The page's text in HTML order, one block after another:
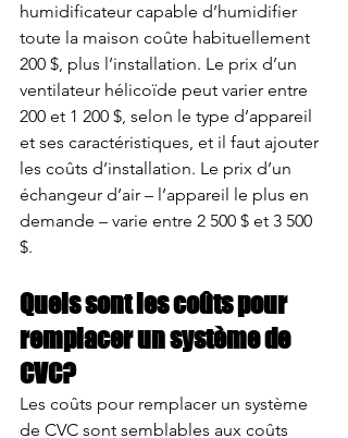
humidificateur capable d’humidifier
toute la maison coûte habituellement
200 $, plus l’installation. Le prix d’un
ventilateur hélicoïde peut varier entre
200 et 1 200 $, selon le type d’appareil
et ses caractéristiques, et il faut ajouter
les coûts d’installation. Le prix d’un
échangeur d’air – l’appareil le plus en
demande – varie entre 2 500 $ et 3 500
$.
Quels sont les coûts pour
remplacer un système de
CVC?
Les coûts pour remplacer un système
de CVC sont semblables aux coûts